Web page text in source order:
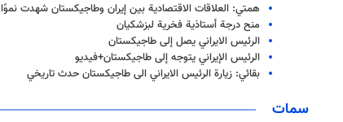
همتي: العلاقات الاقتصادية بين إيران وطاجيكستان شهدت نموًا بنسبة 50% في
منح درجة أستاذية فخرية لبزشكيان
الرئيس الايراني يصل إلى طاجيكستان
الرئيس الإيراني يتوجه إلى طاجيكستان+فيديو
بقائي: زيارة الرئيس الايراني الى طاجيكستان حدث تاريخي
سمات